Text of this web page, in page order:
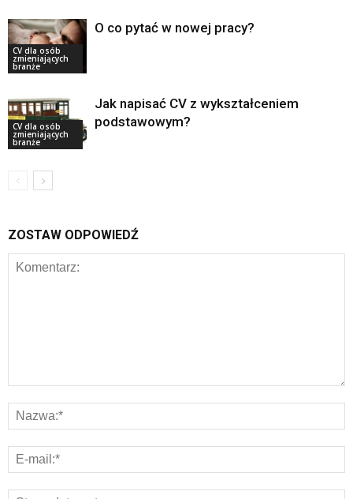
CV dla osób
zmieniających
branże
O co pytać w nowej pracy?
CV dla osób
zmieniających
branże
Jak napisać CV z wykształceniem
podstawowym?
ZOSTAW ODPOWIEDŹ